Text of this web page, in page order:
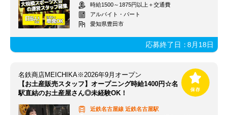
時給1500～1875円以上＋交通費
アルバイト・パート
愛知県豊田市
応募終了日：8月18日
名鉄商店MEICHIKA※2026年9月オープン
【お土産販売スタッフ】オープニング時給1400円☆名
駅直結のお土産屋さん◎未経験OK！
近鉄名古屋線 近鉄名古屋駅